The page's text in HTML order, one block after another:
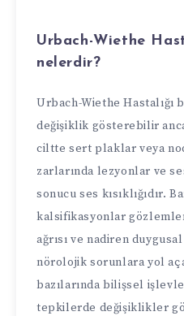
Urbach-Wiethe
nelerdir?
Urbach-Wiethe
değişiklik gösterebilir
ciltte sert plaklar veya
zarlarında lezyonlar ve
sonucu ses kısıklığıdır.
kalsifikasyonlar
ağrısı ve nadiren
nörolojik sorunlara yol
bazılarında bilişsel
tepkilerde değişiklikler